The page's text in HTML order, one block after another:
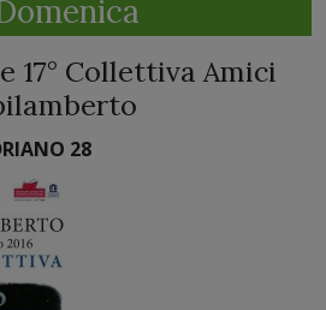
17° Collettiva Amici
28